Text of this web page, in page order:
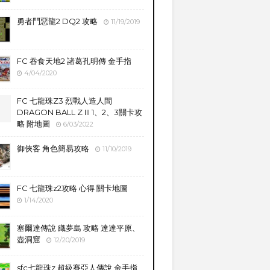
勇者鬥惡龍2 DQ2 攻略 11/19/2019
FC 吞食天地2 諸葛孔明傳 金手指
4/04/2020
FC 七龍珠Z3 烈戰人造人間
DRAGON BALL Z III 1、2、3關卡攻
略 附地圖
6/03/2022
御俠客 角色簡易攻略 11/10/2019
FC 七龍珠z2攻略 心得 關卡地圖
1/14/2020
塞爾達傳說 織夢島 攻略 達達平原、
壺洞窟
12/20/2019
sfc七龍珠z 超級賽亞人傳說 金手指